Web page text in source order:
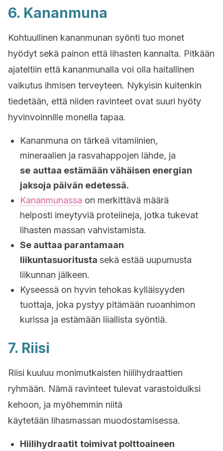
6. Kananmuna
Kohtuullinen kananmunan syönti tuo monet
hyödyt sekä painon että lihasten kannalta. Pitkään
ajateltiin että kananmunalla voi olla haitallinen
vaikutus ihmisen terveyteen. Nykyisin kuitenkin
tiedetään, että niiden ravinteet ovat suuri hyöty
hyvinvoinnille monella tapaa.
Kananmuna on tärkeä vitamiinien,
mineraalien ja rasvahappojen lähde, ja
se auttaa estämään vähäisen energian
jaksoja päivän edetessä.
Kananmunassa on merkittävä määrä
helposti imeytyviä proteiineja, jotka tukevat
lihasten massan vahvistamista.
Se auttaa parantamaan
liikuntasuoritusta sekä estää uupumusta
liikunnan jälkeen.
Kyseessä on hyvin tehokas kylläisyyden
tuottaja, joka pystyy pitämään ruoanhimon
kurissa ja estämään liiallista syöntiä.
7. Riisi
Riisi kuuluu monimutkaisten hiilihydraattien
ryhmään. Nämä ravinteet tulevat varastoiduiksi
kehoon, ja myöhemmin niitä
käytetään lihasmassan muodostamisessa.
Hiilihydraatit toimivat polttoaineen